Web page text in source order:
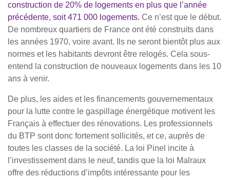
construction de 20% de logements en plus que l’année
précédente, soit 471 000 logements. Ce n’est que le début.
De nombreux quartiers de France ont été construits dans
les années 1970, voire avant. Ils ne seront bientôt plus aux
normes et les habitants devront être relogés. Cela sous-
entend la construction de nouveaux logements dans les 10
ans à venir.
De plus, les aides et les financements gouvernementaux
pour la lutte contre le gaspillage énergétique motivent les
Français à effectuer des rénovations. Les professionnels
du BTP sont donc fortement sollicités, et ce, auprès de
toutes les classes de la société. La loi Pinel incite à
l’investissement dans le neuf, tandis que la loi Malraux
offre des réductions d’impôts intéressante pour les